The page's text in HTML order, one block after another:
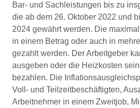
Bar- und Sachleistungen bis zu
die ab dem 26. Oktober 2022 und
2024 gewährt werden. Die
in einem Betrag oder auch in
gezahlt werden. Der Arbeitgeber
ausgeben oder die Heizkosten
bezahlen. Die
Voll- und Teilzeitbeschäftigten,
Arbeitnehmer in einem Zweitjob,